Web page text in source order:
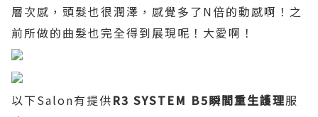
層次感，頭髮也很潤澤，感覺多了N倍的動感啊！之
前所做的曲髮也完全得到展現呢！大愛啊！
以下Salon有提供R3 SYSTEM B5瞬間重生護理服